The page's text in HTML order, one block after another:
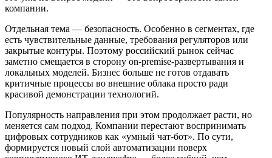
компании.
Отдельная тема — безопасность. Особенно в сегментах, где
есть чувствительные данные, требования регуляторов или
закрытые контуры. Поэтому российский рынок сейчас
заметно смещается в сторону on-premise-развертывания и
локальных моделей. Бизнес больше не готов отдавать
критичные процессы во внешние облака просто ради
красивой демонстрации технологий.
Популярность направления при этом продолжает расти, но
меняется сам подход. Компании перестают воспринимать
цифровых сотрудников как «умный чат-бот». По сути,
формируется новый слой автоматизации поверх